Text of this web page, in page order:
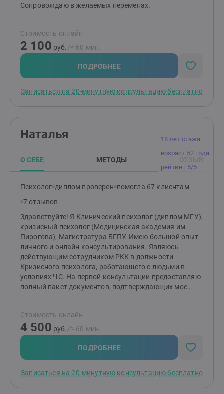
Сопровождаю в желаемых переменах.
Стоимость онлайн
2 100 руб. /≈ 60 мин.
ПОДРОБНЕЕ
Записаться на 20-минутную консультацию бесплатно
18 лет стажа
возраст 52 года
рейтинг 5/5
Наталья
О СЕБЕ МЕТОДЫ
Психолог диплом проверен помогла 67 клиентам
7 отзывов
Здравствуйте! Я Клинический психолог (диплом МГУ),
кризисный психолог (Медицинская академия им.
Пирогова), Магистратура БГПУ. Имею большой опыт
личного и онлайн консультирования. Являюсь
действующим сотрудником РКК в должности
Кризисного психолога, работающего с людьми в
условиях ЧС. На первой консультации предоставляю
полный пакет документов, подтверждающих мое
- главные принципы в работе. Устали от постоянного
стресса и тревоги? Ищете помощи в решении
проблем, которые мешают вам полноценно жить?
Жизнь не всегда бывает легкой и гладкой. Иногда мы
оказываемся перед сложными ситуациями, когда
кризисный психолог - это специалист,который обучен
Стоимость онлайн
4 500 руб. /≈ 60 мин.
ПОДРОБНЕЕ
Записаться на 20-минутную консультацию бесплатно